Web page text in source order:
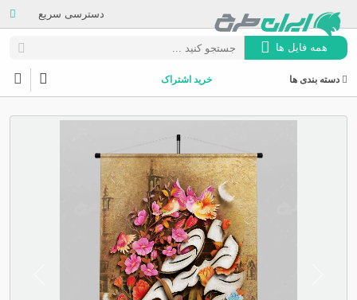
دسترسی سریع
همه فایل ها
دسته بندی ها خرید اشتراک